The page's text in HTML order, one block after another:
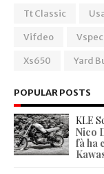
Tt Classic
Vifdeo
Xs650
Yard
POPULAR POSTS
KLE
Nico
fà ha